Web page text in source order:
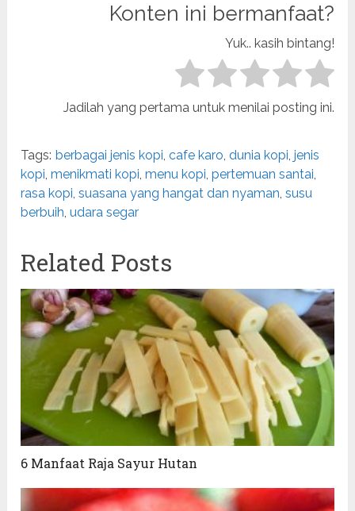
Konten ini bermanfaat?
Yuk.. kasih bintang!
Jadilah yang pertama untuk menilai posting ini.
Tags: berbagai jenis kopi,cafe karo,dunia kopi,jenis
kopi,menikmati kopi,menu kopi,pertemuan santai,
rasa kopi,suasana yang hangat dan nyaman,susu
berbuih,udara segar
Related Posts
6 Manfaat Raja Sayur Hutan